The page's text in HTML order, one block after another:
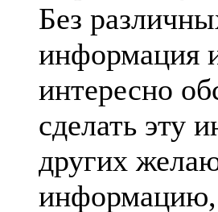
Без
информация
интересно
сделать эту
других
информацию,